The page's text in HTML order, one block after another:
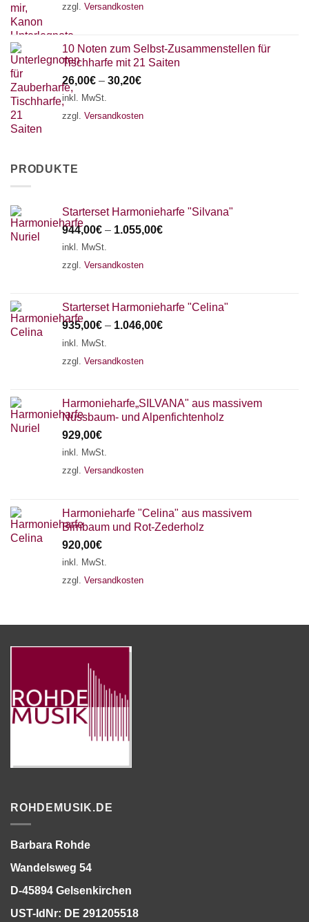
zzgl. Versandkosten
10 Noten zum Selbst-Zusammenstellen für
Tischharfe mit 21 Saiten
26,00€ – 30,20€
inkl. MwSt.
zzgl. Versandkosten
PRODUKTE
Starterset Harmonieharfe "Silvana"
944,00€ – 1.055,00€
inkl. MwSt.
zzgl. Versandkosten
Starterset Harmonieharfe "Celina"
935,00€ – 1.046,00€
inkl. MwSt.
zzgl. Versandkosten
Harmonieharfe„SILVANA" aus massivem
Nussbaum- und Alpenfichtenholz
929,00€
inkl. MwSt.
zzgl. Versandkosten
Harmonieharfe "Celina" aus massivem
Birnbaum und Rot-Zederholz
920,00€
inkl. MwSt.
zzgl. Versandkosten
ROHDEMUSIK.DE
Barbara Rohde
Wandelsweg 54
D-45894 Gelsenkirchen
UST-IdNr: DE 291205518